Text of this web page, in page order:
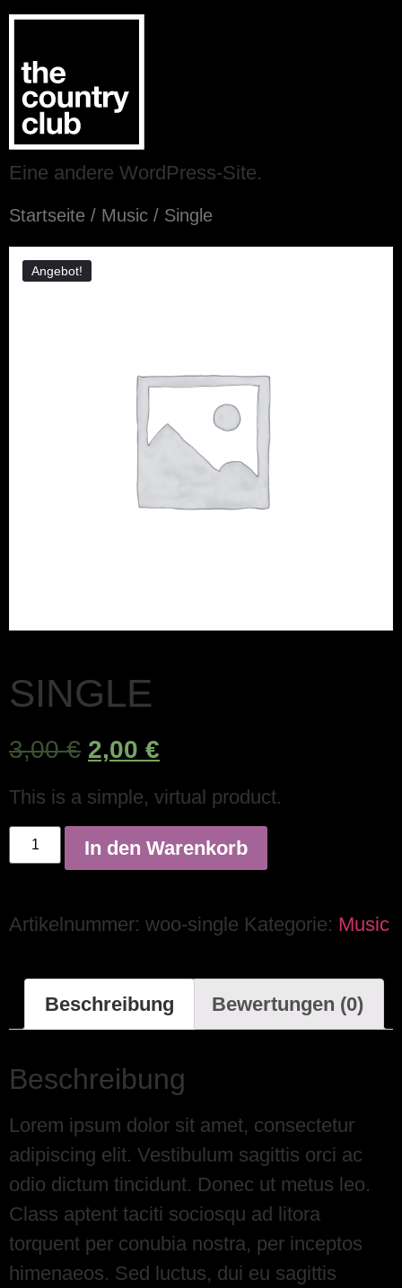
Eine andere WordPress-Site.
Startseite / Music / Single
Angebot!
SINGLE
3,00€ 2,00 €
This is a simple, virtual product.
In den Warenkorb
Artikelnummer: woo-single Kategorie: Music
Beschreibung Bewertungen (0)
Beschreibung
Lorem ipsum dolor sit amet, consectetur
adipiscing elit. Vestibulum sagittis orci ac
odio dictum tincidunt. Donec ut metus leo.
Class aptent taciti sociosqu ad litora
torquent per conubia nostra, per inceptos
himenaeos. Sed luctus, dui eu sagittis